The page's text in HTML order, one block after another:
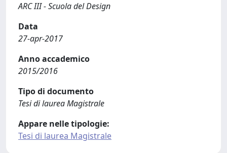
ARC III - Scuola del Design
Data
27-apr-2017
Anno accademico
2015/2016
Tipo di documento
Tesi di laurea Magistrale
Appare nelle tipologie:
Tesi di laurea Magistrale